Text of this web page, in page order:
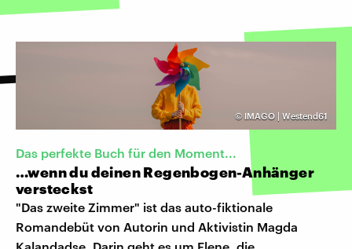
© IMAGO | Westend61
Das perfekte Buch für den Moment...
…wenn du deinen Regenbogen-Anhänger
versteckst
"Das zweite Zimmer" ist das auto-fiktionale
Romandebüt von Autorin und Aktivistin Magda